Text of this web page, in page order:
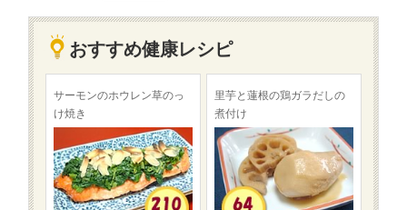
おすすめ健康レシピ
サーモンのホウレン草のっ
け焼き
里芋と蓮根の鶏ガラだしの
煮付け